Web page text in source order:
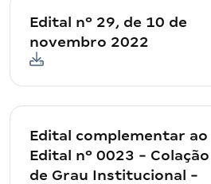
Edital nº 29, de 10 de
novembro 2022
Edital complementar ao
Edital nº 0023 - Colação
de Grau Institucional -